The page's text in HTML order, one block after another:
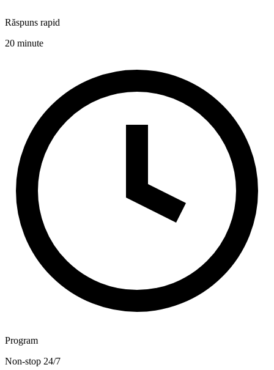
Răspuns rapid
20 minute
Program
Non-stop 24/7